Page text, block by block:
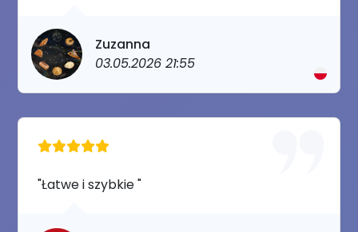
Zuzanna
03.05.2026 21:55
"Łatwe i szybkie "